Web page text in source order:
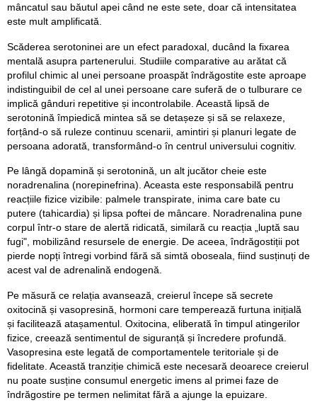
mâncatul sau băutul apei când ne este sete, doar că intensitatea
este mult amplificată.
Scăderea serotoninei are un efect paradoxal, ducând la fixarea
mentală asupra partenerului. Studiile comparative au arătat că
profilul chimic al unei persoane proaspăt îndrăgostite este aproape
indistinguibil de cel al unei persoane care suferă de o tulburare ce
implică gânduri repetitive și incontrolabile. Această lipsă de
serotonină împiedică mintea să se detașeze și să se relaxeze,
forțând-o să ruleze continuu scenarii, amintiri și planuri legate de
persoana adorată, transformând-o în centrul universului cognitiv.
Pe lângă dopamină și serotonină, un alt jucător cheie este
noradrenalina (norepinefrina). Aceasta este responsabilă pentru
reacțiile fizice vizibile: palmele transpirate, inima care bate cu
putere (tahicardia) și lipsa poftei de mâncare. Noradrenalina pune
corpul într-o stare de alertă ridicată, similară cu reacția „luptă sau
fugi", mobilizând resursele de energie. De aceea, îndrăgostiții pot
pierde nopți întregi vorbind fără să simtă oboseala, fiind susținuți de
acest val de adrenalină endogenă.
Pe măsură ce relația avansează, creierul începe să secrete
oxitocină și vasopresină, hormoni care temperează furtuna inițială
și facilitează atașamentul. Oxitocina, eliberată în timpul atingerilor
fizice, creează sentimentul de siguranță și încredere profundă.
Vasopresina este legată de comportamentele teritoriale și de
fidelitate. Această tranziție chimică este necesară deoarece creierul
nu poate susține consumul energetic imens al primei faze de
îndrăgostire pe termen nelimitat fără a ajunge la epuizare.